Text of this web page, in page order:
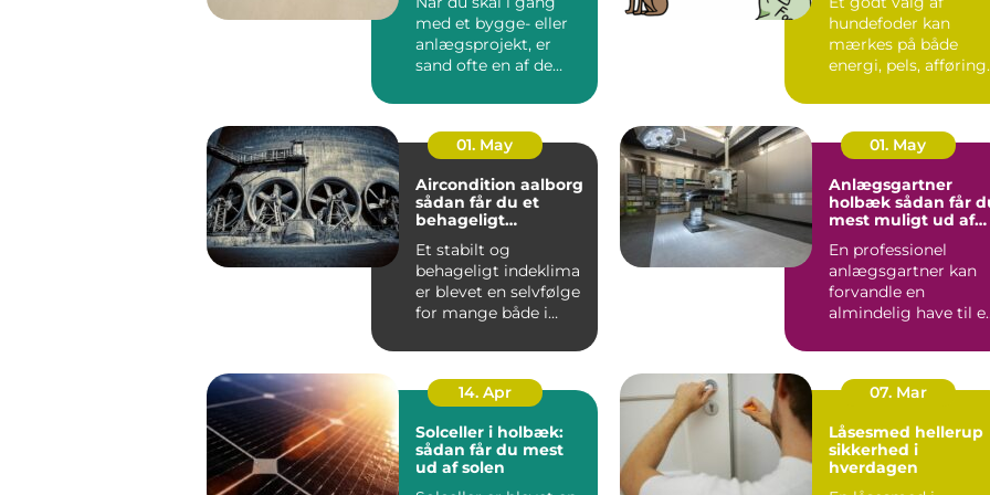
med et bygge- eller
anlægsprojekt, er
sand ofte en af de
Uan...
hundefoder kan
mærkes på både
energi, pels, afføring
hundeejere ople...
01. May
Aircondition aalborg
sådan får du et
behageligt
Et stabilt og
behageligt indeklima
er blevet en selvfølge
for mange både i
kontorer, ...
01. May
Anlægsgartner
holbæk sådan får du
mest muligt ud af
En professionel
anlægsgartner kan
forvandle en
almindelig have til
uderum, der både...
14. Apr
Solceller i holbæk:
sådan får du mest
ud af solen
07. Mar
Låsesmed hellerup
sikkerhed i
hverdagen